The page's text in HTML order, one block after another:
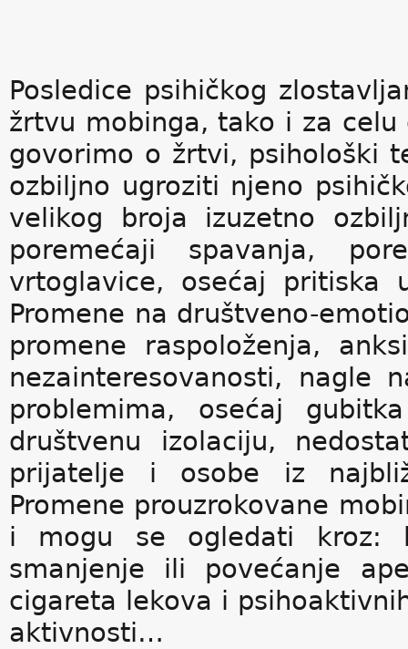
Posledice psihičkog
žrtvu mobinga, tako i za
govorimo o žrtvi, psihološki
ozbiljno ugroziti njeno
velikog broja izuzetno
poremećaji spavanja,
vrtoglavice, osećaj pritiska
Promene na društveno-
promene raspoloženja,
nezainteresovanosti, nagle
problemima, osećaj
društvenu izolaciju,
prijatelje i osobe iz
Promene prouzrokovane
i mogu se ogledati kroz:
smanjenje ili povećanje
cigareta lekova i
aktivnosti…